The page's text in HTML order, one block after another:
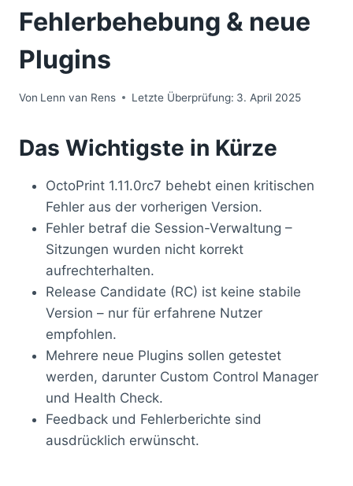
Fehlerbehebung & neue
Plugins
Von Lenn van Rens Letzte Überprüfung: 3. April 2025
Das Wichtigste in Kürze
OctoPrint 1.11.0rc7 behebt einen kritischen
Fehler aus der vorherigen Version.
Fehler betraf die Session-Verwaltung –
Sitzungen wurden nicht korrekt
aufrechterhalten.
Release Candidate (RC) ist keine stabile
Version – nur für erfahrene Nutzer
empfohlen.
Mehrere neue Plugins sollen getestet
werden, darunter Custom Control Manager
und Health Check.
Feedback und Fehlerberichte sind
ausdrücklich erwünscht.